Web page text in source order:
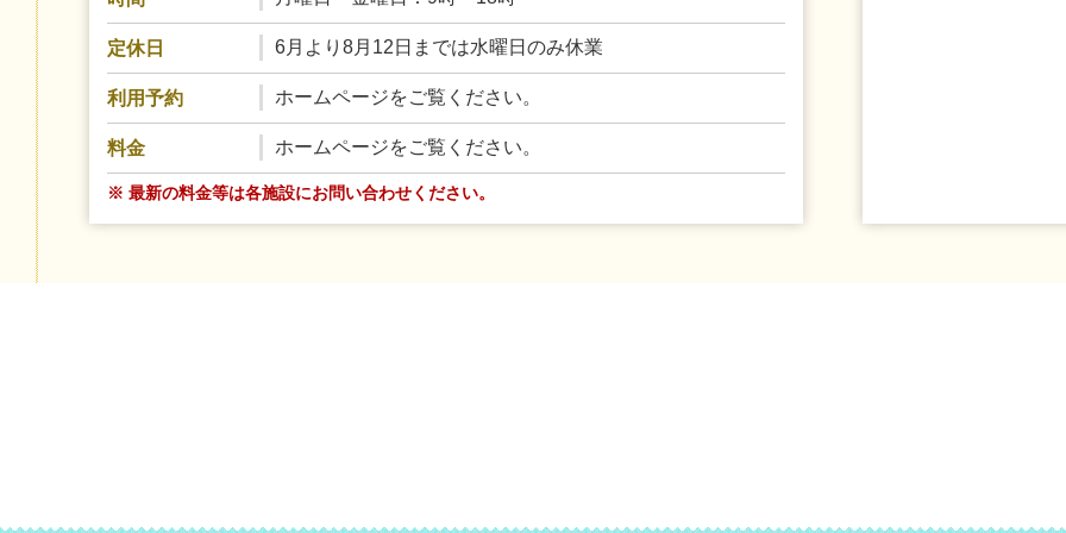
定休日 6月より8月12日までは水曜日のみ休業
利用予約 ホームページをご覧ください。
料金 ホームページをご覧ください。
※ 最新の料金等は各施設にお問い合わせください。